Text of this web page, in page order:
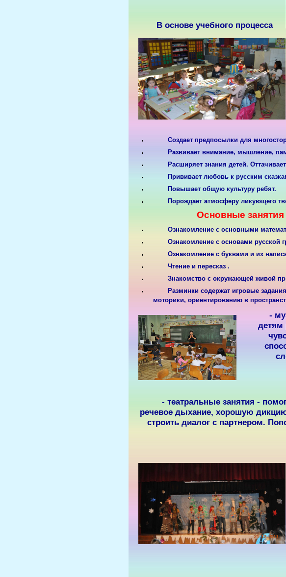
В основе учебного процесса
Создает предпосылки для
Развивает внимание, мышление,
Расширяет знания детей.
Прививает любовь к русским
Повышает общую культуру ребят.
Порождает атмосферу ликующего
Основные
Ознакомление с основными
Ознакомление с основами русской
Ознакомление с буквами и их
Чтение и пересказ .
Знакомство с окружающей живой
Разминки содержат игровые
моторики, ориентированию в
-
детям
- театральные занятия -
речевое дыхание, хорошую
строить диалог с партнером.